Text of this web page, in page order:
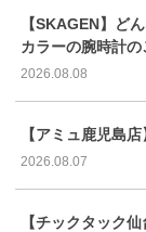
【SKAGEN】ど
カラーの腕時計
2026.08.08
【アミュ鹿児島
2026.08.07
【チックタック